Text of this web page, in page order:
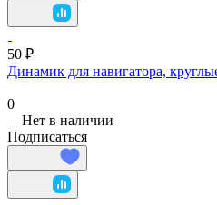
50 ₽
Динамик для навигатора,
0
Нет в наличии
Подписаться